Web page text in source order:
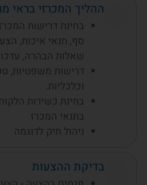
ההליך המכרזי בראי
בחינת דרישות
סף, תנאי איכות,
שאלות הבהרה,
דרישות משפטיות,
וכלכליות.
בחינת כשירות
בתנאי המכרז
ניהול תיק לדוגמה
בדיקת ההצעות